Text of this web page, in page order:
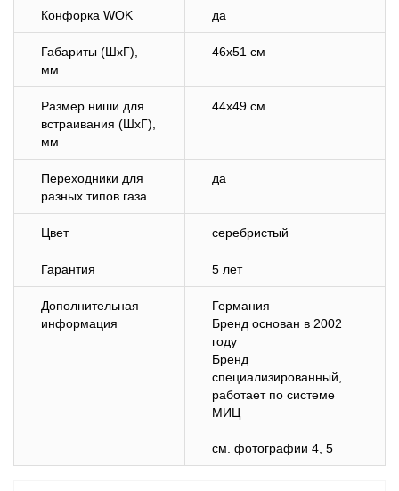
Конфорка WOK да
Габариты (ШхГ),
мм
46х51 см
Размер ниши для
встраивания (ШхГ),
мм
44х49 см
Переходники для
разных типов газа
да
Цвет серебристый
Гарантия 5 лет
Дополнительная
информация
Германия
Бренд основан в 2002
году
Бренд
специализированный,
работает по системе
МИЦ
см. фотографии 4, 5